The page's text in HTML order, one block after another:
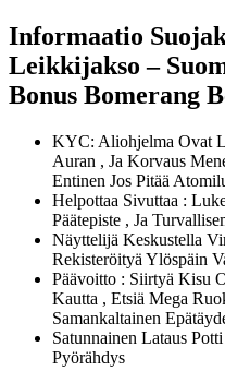
Informaatio
Leikkijakso –
Bonus Bomerang
KYC: Aliohjelma Ovat
Auran , Ja Korvaus
Entinen Jos Pitää
Helpottaa Sivuttaa :
Päätepiste , Ja
Näyttelijä Keskustella
Rekisteröityä Ylöspäin
Päävoitto : Siirtyä Kisu
Kautta , Etsiä Mega
Samankaltainen
Satunnainen Lataus
Pyörähdys